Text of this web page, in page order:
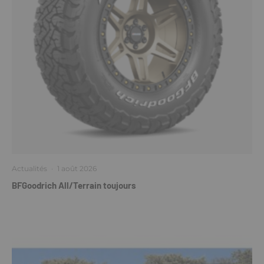
Actualités · 1 août 2026
BFGoodrich All/Terrain toujours